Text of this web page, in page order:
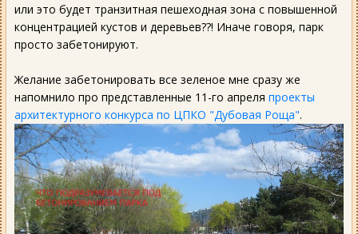
или это будет транзитная пешеходная зона с повышенной
концентрацией кустов и деревьев??! Иначе говоря, парк
просто забетонируют.
Желание забетонировать все зеленое мне сразу же
напомнило про представленные 11-го апреля проекты
архитектурного конкурса по ЦПКО "Дубовая Роща".